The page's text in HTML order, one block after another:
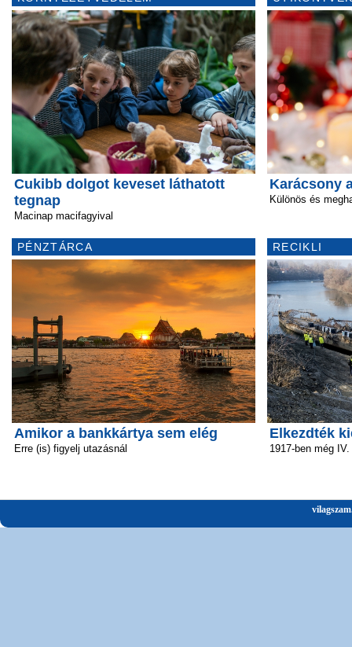
Cukibb dolgot keveset láthatott
tegnap
Macinap macifagyival
PÉNZTÁRCA
Amikor a bankkártya sem elég
Erre (is) figyelj utazásnál
Karácsony
Különös és
RECIKLI
Elkezdték
1917-ben még